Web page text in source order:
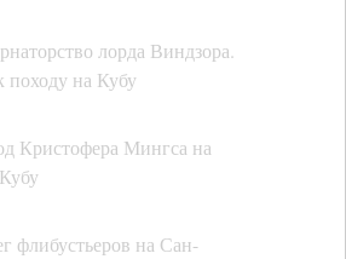
лорда Виндзора.
походу на Кубу
Кристофера Мингса на
флибустьеров на Сан-